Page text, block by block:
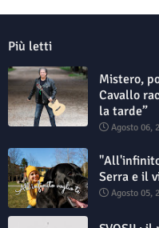
Più letti
Mistero,
Cavallo
la tarde”
Agosto 06,
Serra e il
Agosto 05,